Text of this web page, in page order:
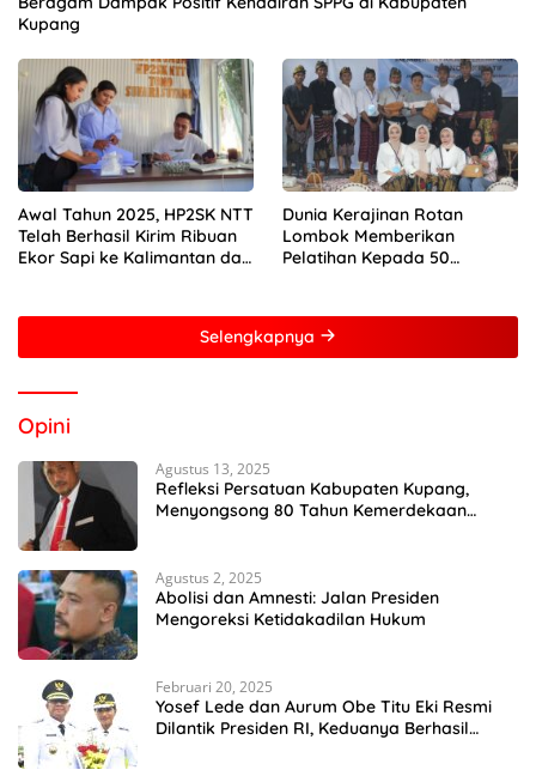
Kupang
Awal Tahun 2025, HP2SK NTT
Telah Berhasil Kirim Ribuan
Ekor Sapi ke Kalimantan dan
Dunia Kerajinan Rotan
Lombok Memberikan
Pelatihan Kepada 50
Young Frenuer 2024
Selengkapnya
Opini
Agustus 13, 2025
Refleksi Persatuan Kabupaten Kupang,
Menyongsong 80 Tahun Kemerdekaan
Agustus 2, 2025
Abolisi dan Amnesti: Jalan Presiden
Mengoreksi Ketidakadilan Hukum
Februari 20, 2025
Yosef Lede dan Aurum Obe Titu Eki Resmi
Dilantik Presiden RI, Keduanya Berhasil